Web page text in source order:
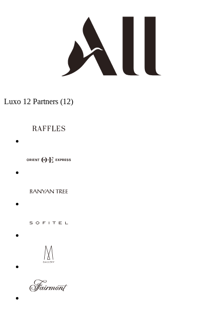
Luxo 12 Partners (12)